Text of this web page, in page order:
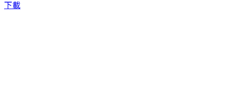
下載